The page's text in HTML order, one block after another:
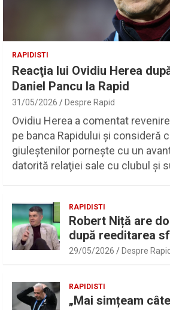
RAPIDISTI
Reacţia lui Ovidiu Herea
Daniel Pancu la Rapid
31/05/2026 Despre Rapid
Ovidiu Herea a comentat
pe banca Rapidului şi consideră
giuleştenilor porneşte cu un
datorită relaţiei sale cu clubul şi
RAPIDISTI
Robert Niță are
după reeditarea
UEFAntastic:
Sport.ro
29/05/2026 Despre
RAPIDISTI
„Mai simțeam